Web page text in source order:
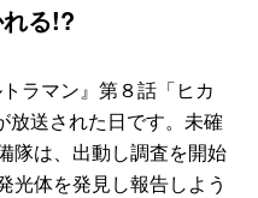
る!?
ラマン』第８話「ヒカ
放送された日です。未確
隊は、出動し調査を開始
光体を発見し報告しよう